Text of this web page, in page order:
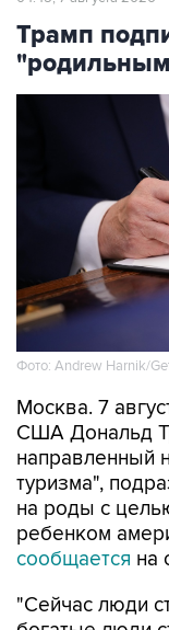
"родильным
Фото: Andrew Harnik/
Москва. 7
направленный
туризма",
на роды с
ребенком
сообщаетсяна
"Сейчас люди
гражданство